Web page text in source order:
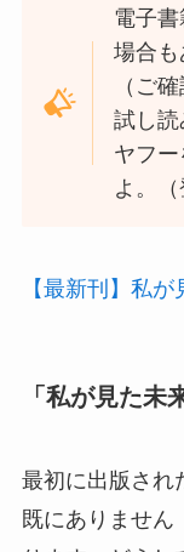
電子
場合も
（ご
試し読
ヤフ
よ。（
【最新刊】私
「私が見た未
最初に出版され
既にありません